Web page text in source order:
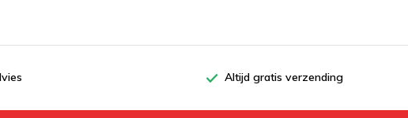
Altijd gratis verzending